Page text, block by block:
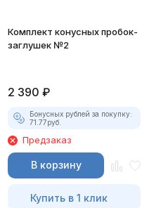
Комплект конусных пробок-
заглушек №2
2 390 ₽
Бонусных рублей за покупку:
71.77руб.
Предзаказ
В корзину
Купить в 1 клик